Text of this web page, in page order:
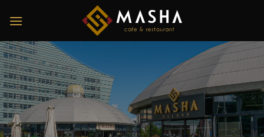
naar